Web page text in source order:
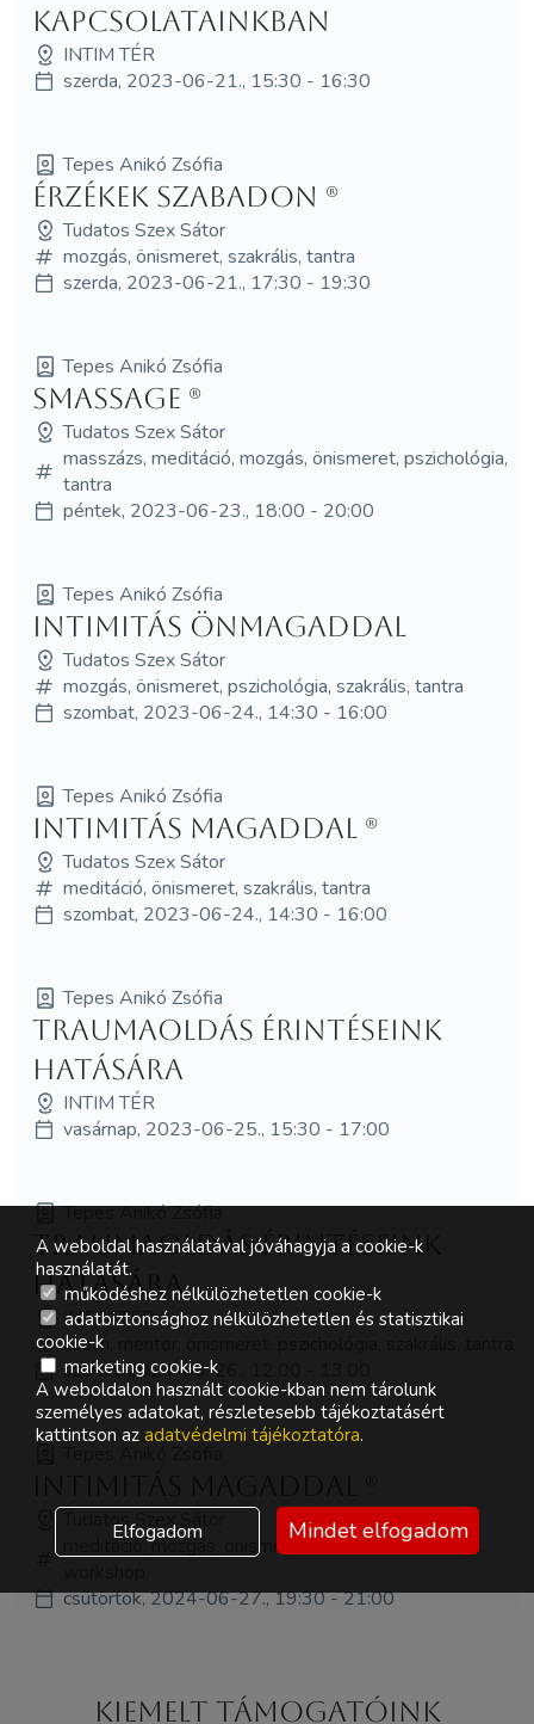
kapcsolatainkban
INTIM TÉR
szerda, 2023-06-21., 15:30 - 16:30
Tepes Anikó Zsófia
Érzékek szabadon (R)
Tudatos Szex Sátor
mozgás, önismeret, szakrális, tantra
szerda, 2023-06-21., 17:30 - 19:30
Tepes Anikó Zsófia
SMassage (R)
Tudatos Szex Sátor
masszázs, meditáció, mozgás, önismeret, pszichológia,
tantra
péntek, 2023-06-23., 18:00 - 20:00
Tepes Anikó Zsófia
Intimitás önmagaddal
Tudatos Szex Sátor
mozgás, önismeret, pszichológia, szakrális, tantra
szombat, 2023-06-24., 14:30 - 16:00
Tepes Anikó Zsófia
Intimitás magaddal (R)
Tudatos Szex Sátor
meditáció, önismeret, szakrális, tantra
szombat, 2023-06-24., 14:30 - 16:00
Tepes Anikó Zsófia
Traumaoldás érintéseink
hatására
INTIM TÉR
vasárnap, 2023-06-25., 15:30 - 17:00
Tepes Anikó Zsófia
Traumaoldás érintéseink
hatására
INTIM TÉR
coach, mentor, önismeret, pszichológia, szakrális, tantra
szerda, 2024-06-26., 12:00 - 13:00
Tudatos Szex Sátor
meditáció, mozgás, önismeret, szakrális, tantra,
csütörtök, 2024-06-27., 19:30 - 21:00
Kiemelt támogatóink
A weboldal használatával jóváhagyja a cookie-k
használatát.
működéshez nélkülözhetetlen cookie-k
adatbiztonsághoz nélkülözhetetlen és statisztikai
cookie-k
marketing cookie-k
A weboldalon használt cookie-kban nem tárolunk
személyes adatokat, részletesebb tájékoztatásért
kattintson az adatvédelmi tájékoztatóra.
Elfogadom Mindet elfogadom